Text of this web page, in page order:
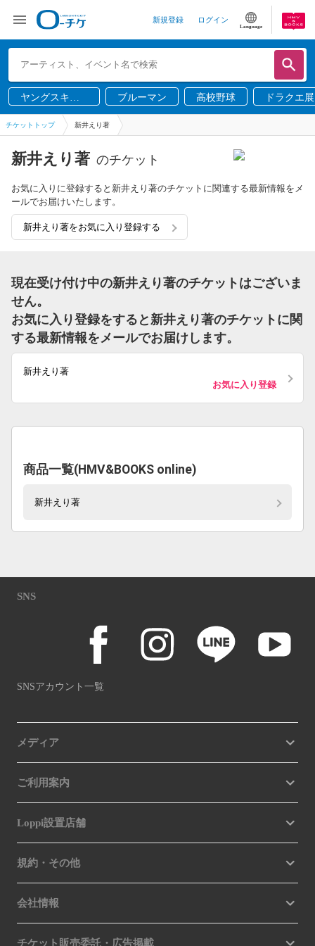
新規登録 ログイン
Language
ヤングスキニ
ー
ブルーマン 高校野球 ドラクエ展
チケットトップ 新井えり著
新井えり著 のチケット
お気に入りに登録すると新井えり著のチケットに関連する最新情報をメ
ールでお届けいたします。
新井えり著をお気に入り登録する
現在受け付け中の新井えり著のチケットはございま
せん。
お気に入り登録をすると新井えり著のチケットに関
する最新情報をメールでお届けします。
新井えり著
お気に入り登録
商品一覧(HMV&BOOKS online)
新井えり著
SNS
SNSアカウント一覧
メディア
ご利用案内
Loppi設置店舗
規約・その他
会社情報
チケット販売委託・広告掲載